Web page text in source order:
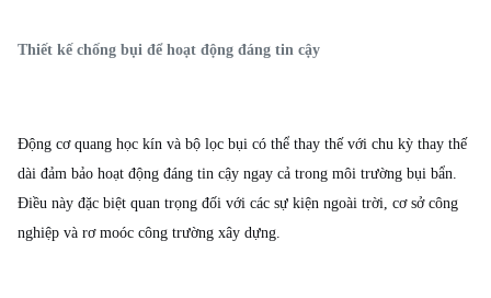
Thiết kế chống bụi để hoạt động đáng tin cậy
Động cơ quang học kín và bộ lọc bụi có thể thay thế với chu kỳ thay thế
dài đảm bảo hoạt động đáng tin cậy ngay cả trong môi trường bụi bẩn.
Điều này đặc biệt quan trọng đối với các sự kiện ngoài trời, cơ sở công
nghiệp và rơ moóc công trường xây dựng.